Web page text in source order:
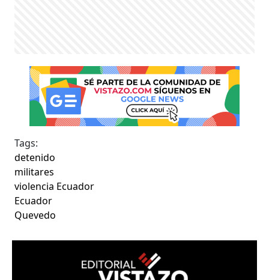
Tags:
detenido
militares
violencia Ecuador
Ecuador
Quevedo